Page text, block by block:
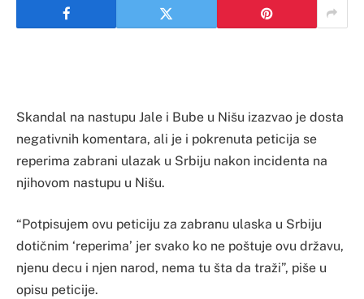
Skandal na nastupu Jale i Bube u Nišu izazvao je dosta
negativnih komentara, ali je i pokrenuta peticija se
reperima zabrani ulazak u Srbiju nakon incidenta na
njihovom nastupu u Nišu.
“Potpisujem ovu peticiju za zabranu ulaska u Srbiju
dotičnim ‘reperima’ jer svako ko ne poštuje ovu državu,
njenu decu i njen narod, nema tu šta da traži”, piše u
opisu peticije.